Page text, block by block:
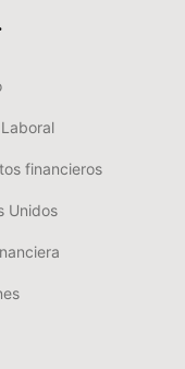
financieros
Unidos